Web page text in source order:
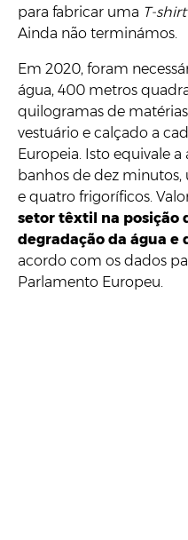
para fabricar uma T-shirt
Ainda não terminámos.
Em 2020, foram
água, 400 metros
quilogramas de
vestuário e calçado a
Europeia. Isto equivale
banhos de dez
e quatro frigoríficos.
setor têxtil na posição
degradação da água e
acordo com os dados
Parlamento Europeu.